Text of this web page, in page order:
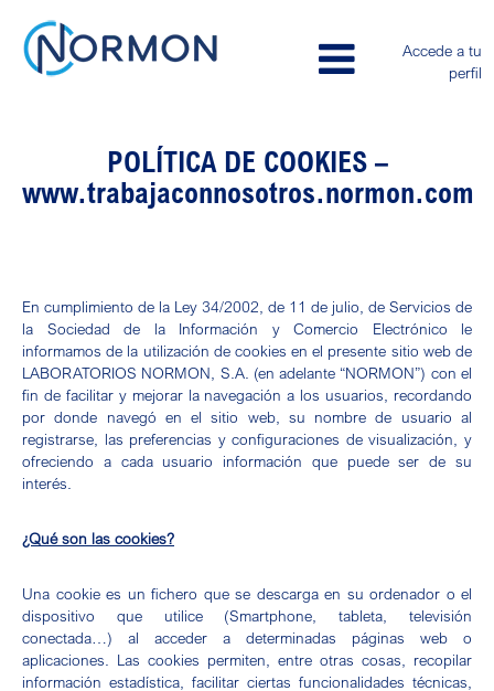
Accede a tu
perfil
POLÍTICA DE COOKIES –
www.trabajaconnosotros.normon.com
En cumplimiento de la Ley 34/2002, de 11 de julio, de Servicios de
la Sociedad de la Información y Comercio Electrónico le
informamos de la utilización de cookies en el presente sitio web de
LABORATORIOS NORMON, S.A. (en adelante “NORMON”) con el
fin de facilitar y mejorar la navegación a los usuarios, recordando
por donde navegó en el sitio web, su nombre de usuario al
registrarse, las preferencias y configuraciones de visualización, y
ofreciendo a cada usuario información que puede ser de su
interés.
¿Qué son las cookies?
Una cookie es un fichero que se descarga en su ordenador o el
dispositivo que utilice (Smartphone, tableta, televisión
conectada…) al acceder a determinadas páginas web o
aplicaciones. Las cookies permiten, entre otras cosas, recopilar
información estadística, facilitar ciertas funcionalidades técnicas,